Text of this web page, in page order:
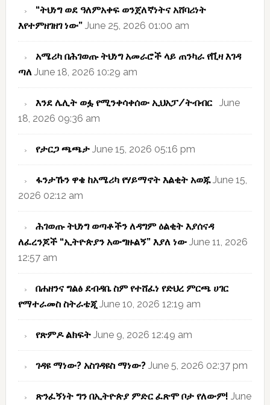
“ትህነግ ወደ ዓለምአቀፍ ወንጀለኛነትና አሸባሪነት
እየተምዘገዘገ ነው” June 25, 2026 01:00 am
አሜሪካ በሕገወጡ ትህነግ አመራሮች ላይ ጠንካራ የቪዛ እገዳ
ጣለ June 18, 2026 10:29 am
እንደ ሌሊት ወፏ የሚንቀሳቀሰው ኢህአፓ/ትብብር June
18, 2026 09:36 am
የታርጋ ጫጫታ June 15, 2026 05:16 pm
ፋንታኹን ዋቄ ከአሜሪካ የሃይማኖት እልቂት አወጁ June 15,
2026 02:12 am
ሕገወጡ ትህነግ ወጣቶችን ለዳግም ዕልቂት እያሰናዳ
ለፈረንጆች “ኢትዮጵያን አውግዙልኝ” እያለ ነው June 11, 2026
12:57 am
በሐዘንና ግልፅ ደብዳቤ ስም የተሸፈነ የድህረ ምርጫ ሀገር
የማተራመስ ስትራቴጂ June 10, 2026 12:19 am
የጽምዶ ልክፍት June 9, 2026 12:49 am
ገዳዩ ማነው? አስገዳዩስ ማነው? June 5, 2026 02:37 pm
ጽንፈኝነት ግን በኢትዮጵያ ምድር ፈጽሞ ቦታ የለውም! June